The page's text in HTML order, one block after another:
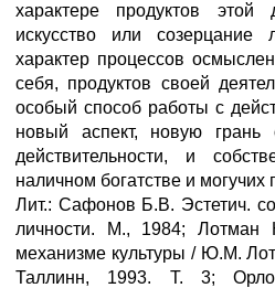
характере продуктов этой
искусство или созерцание
характер процессов
себя, продуктов своей
особый способ работы с
новый аспект, новую грань
действительности, и
наличном богатстве и могучих
Лит.: Сафонов Б.В. Эстетич.
личности. М., 1984;
механизме культуры / Ю.М.
Таллинн, 1993. Т. 3;